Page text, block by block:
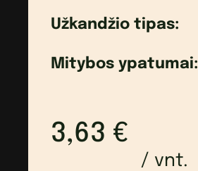
Užkandžio tipas:
Mitybos ypatumai:
3,63 €
/ vnt.